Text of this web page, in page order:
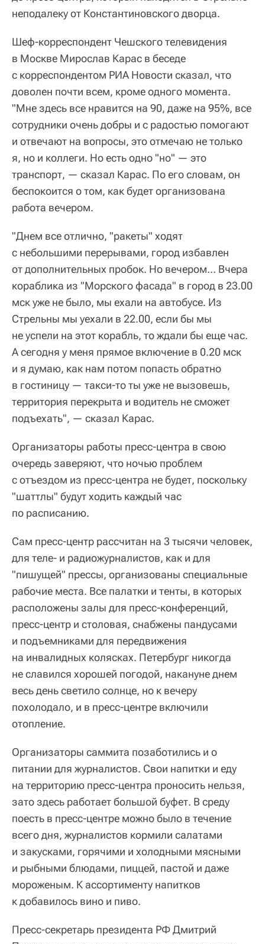
неподалеку от Константиновского дворца.
Шеф-корреспондент Чешского телевидения
в Москве Мирослав Карас в беседе
с корреспондентом РИА Новости сказал, что
доволен почти всем, кроме одного момента.
"Мне здесь все нравится на 90, даже на 95%, все
сотрудники очень добры и с радостью помогают
и отвечают на вопросы, это отмечаю не только
я, но и коллеги. Но есть одно "но" — это
транспорт, — сказал Карас. По его словам, он
беспокоится о том, как будет организована
работа вечером.
"Днем все отлично, "ракеты" ходят
с небольшими перерывами, город избавлен
от дополнительных пробок. Но вечером… Вчера
кораблика из "Морского фасада" в город в 23.00
мск уже не было, мы ехали на автобусе. Из
Стрельны мы уехали в 22.00, если бы мы
не успели на этот корабль, то ждали бы еще час.
А сегодня у меня прямое включение в 0.20 мск
и я думаю, как нам потом попасть обратно
в гостиницу — такси-то ты уже не вызовешь,
территория перекрыта и водитель не сможет
подъехать", — сказал Карас.
Организаторы работы пресс-центра в свою
очередь заверяют, что ночью проблем
с отъездом из пресс-центра не будет, поскольку
"шаттлы" будут ходить каждый час
по расписанию.
Сам пресс-центр рассчитан на 3 тысячи человек,
для теле- и радиожурналистов, как и для
"пишущей" прессы, организованы специальные
рабочие места. Все палатки и тенты, в которых
расположены залы для пресс-конференций,
пресс-центр и столовая, снабжены пандусами
и подъемниками для передвижения
на инвалидных колясках. Петербург никогда
не славился хорошей погодой, накануне днем
весь день светило солнце, но к вечеру
похолодало, и в пресс-центре включили
отопление.
Организаторы саммита позаботились и о
питании для журналистов. Свои напитки и еду
на территорию пресс-центра проносить нельзя,
зато здесь работает большой буфет. В среду
поесть в пресс-центре можно было в течение
всего дня, журналистов кормили салатами
и закусками, горячими и холодными мясными
и рыбными блюдами, пиццей, пастой и даже
мороженым. К ассортименту напитков
к добавилось вино и пиво.
Пресс-секретарь президента РФ Дмитрий